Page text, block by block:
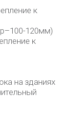
к
120мм)
к
на зданиях